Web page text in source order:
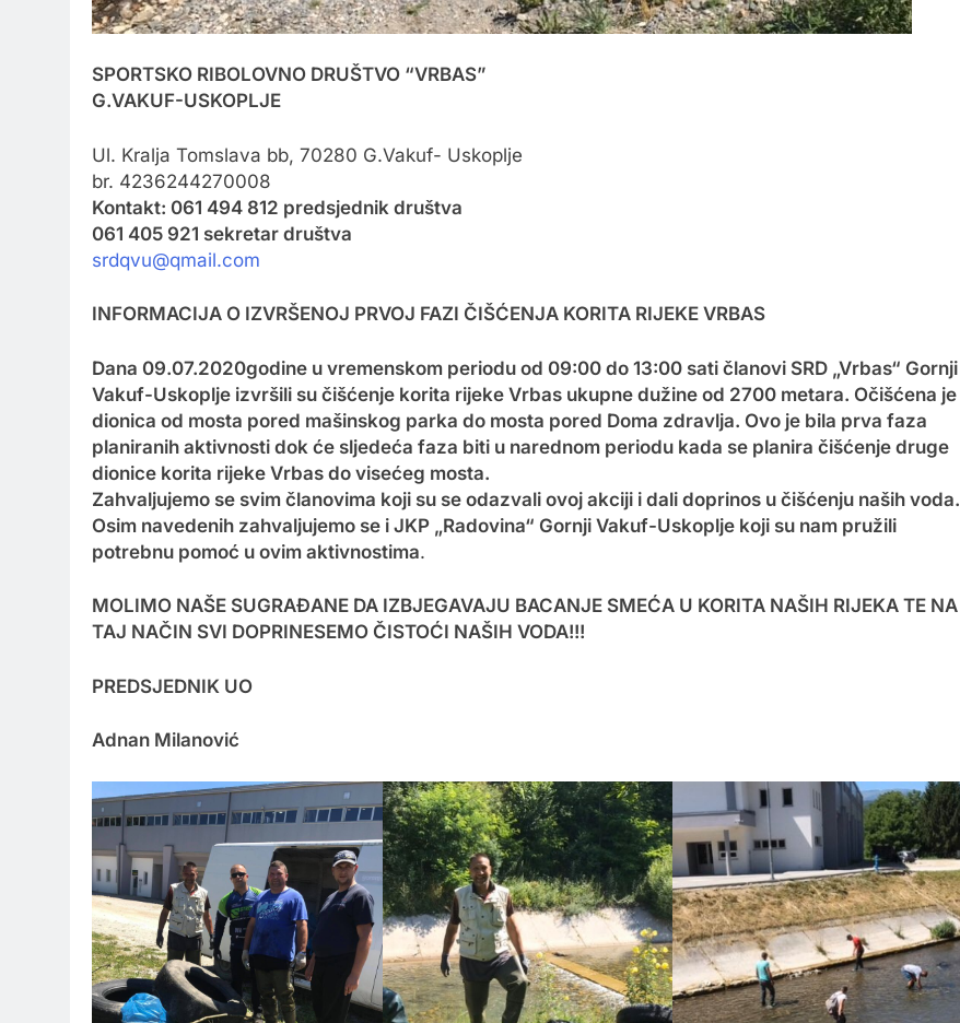
SPORTSKO RIBOLOVNO DRUŠTVO “VRBAS”
G.VAKUF-USKOPLJE
Ul. Kralja Tomslava bb, 70280 G.Vakuf- Uskoplje
br. 4236244270008
Kontakt: 061 494 812 predsjednik društva
061 405 921 sekretar društva
srdqvu@qmail.com
INFORMACIJA O IZVRŠENOJ PRVOJ FAZI ČIŠĆENJA KORITA RIJEKE VRBAS
Dana 09.07.2020godine u vremenskom periodu od 09:00 do 13:00 sati članovi SRD „Vrbas“ Gornji
Vakuf-Uskoplje izvršili su čišćenje korita rijeke Vrbas ukupne dužine od 2700 metara. Očišćena je
dionica od mosta pored mašinskog parka do mosta pored Doma zdravlja. Ovo je bila prva faza
planiranih aktivnosti dok će sljedeća faza biti u narednom periodu kada se planira čišćenje druge
dionice korita rijeke Vrbas do visećeg mosta.
Zahvaljujemo se svim članovima koji su se odazvali ovoj akciji i dali doprinos u čišćenju naših voda.
Osim navedenih zahvaljujemo se i JKP „Radovina“ Gornji Vakuf-Uskoplje koji su nam pružili
potrebnu pomoć u ovim aktivnostima.
MOLIMO NAŠE SUGRAĐANE DA IZBJEGAVAJU BACANJE SMEĆA U KORITA NAŠIH RIJEKA TE NA
TAJ NAČIN SVI DOPRINESEMO ČISTOĆI NAŠIH VODA!!!
PREDSJEDNIK UO
Adnan Milanović